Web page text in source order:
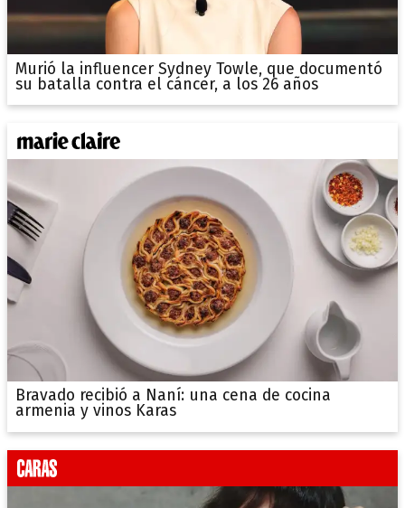
Murió la influencer Sydney Towle, que documentó
su batalla contra el cáncer, a los 26 años
Bravado recibió a Naní: una cena de cocina
armenia y vinos Karas